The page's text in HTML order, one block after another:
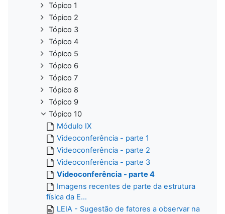
Tópico 1
Tópico 2
Tópico 3
Tópico 4
Tópico 5
Tópico 6
Tópico 7
Tópico 8
Tópico 9
Tópico 10
Módulo IX
Videoconferência - parte 1
Videoconferência - parte 2
Videoconferência - parte 3
Videoconferência - parte 4
Imagens recentes de parte da estrutura
física da E...
LEIA - Sugestão de fatores a observar na